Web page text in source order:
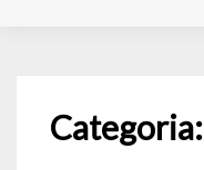
Categoria: